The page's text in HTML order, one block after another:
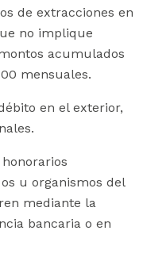
de extracciones en
no implique
acumulados
mensuales.
en el exterior,
u organismos del
mediante la
bancaria o en